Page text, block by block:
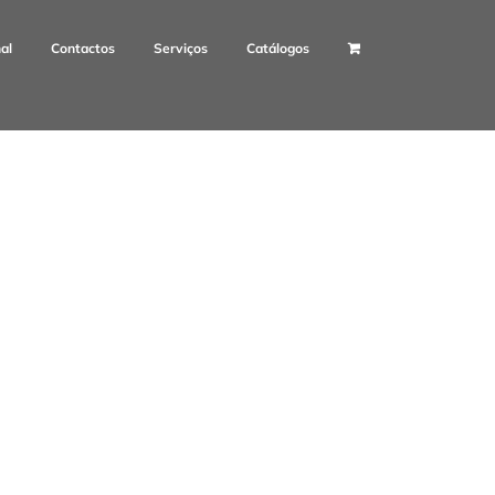
Contactos Serviços Catálogos